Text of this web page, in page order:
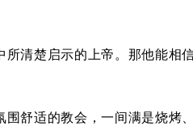
清楚启示的上帝。那他能相
舒适的教会，一间满是烧烤